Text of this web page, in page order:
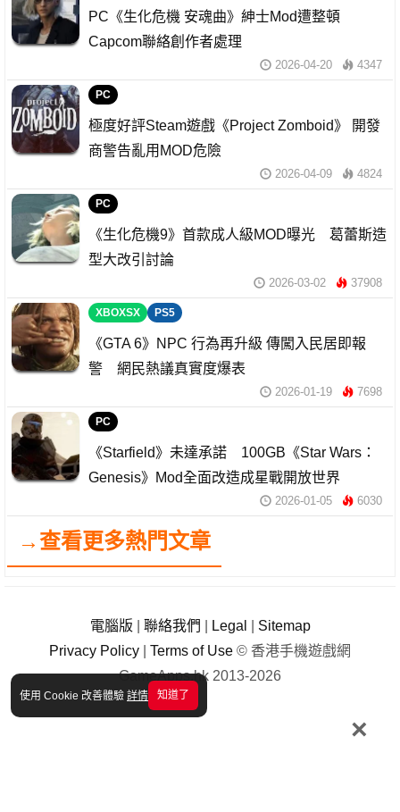
使用 Cookie 改善體驗 詳情 知道了
×
PC《生化危機 安魂曲》紳士Mod遭整頓
Capcom聯絡創作者處理
2026-04-20 4347
PC
極度好評Steam遊戲《Project Zomboid》 開發
商警告亂用MOD危險
2026-04-09 4824
PC
《生化危機9》首款成人級MOD曝光 葛蕾斯造
型大改引討論
2026-03-02 37908
XBOXSX PS5
《GTA 6》NPC 行為再升級 傳闖入民居即報
警 網民熱議真實度爆表
2026-01-19 7698
PC
《Starfield》未達承諾 100GB《Star Wars：
Genesis》Mod全面改造成星戰開放世界
2026-01-05 6030
→查看更多熱門文章
電腦版 聯絡我們 Legal
Sitemap
Privacy Policy
Terms of Use © 香港手機遊戲網
GameApps.hk 2013-2026